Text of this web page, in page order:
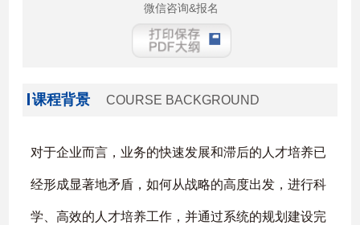
微信咨询&报名
课程背景 COURSE BACKGROUND
对于企业而言，业务的快速发展和滞后的人才培养已
经形成显著地矛盾，如何从战略的高度出发，进行科
学、高效的人才培养工作，并通过系统的规划建设完